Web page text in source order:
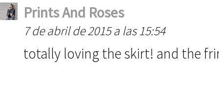
Prints And Roses
7 de abril de 2015 a las 15:54
totally loving the skirt! and the